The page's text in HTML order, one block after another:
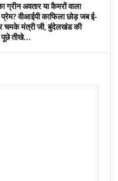
ग्रीन अवतार या कैमरों वाला
प्रेम? वीआईपी काफिला छोड़ जब ई-
चमके मंत्री जी, बुंदेलखंड की
तीखे...